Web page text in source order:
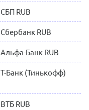
СБП RUB
Сбербанк RUB
Альфа-Банк RUB
Т-Банк (Тинькофф)
ВТБ RUB